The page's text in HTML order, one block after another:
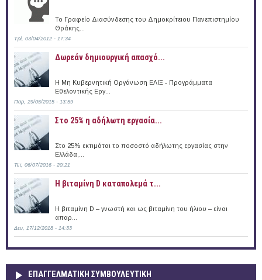
Το Γραφείο Διασύνδεσης του Δημοκρίτειου Πανεπιστημίου
Θράκης...
Τρί, 03/04/2012 - 17:34
Δωρεάν δημιουργική απασχό...
Η Μη Κυβερνητική Οργάνωση ΕΛΙΞ - Προγράμματα
Εθελοντικής Εργ...
Παρ, 29/05/2015 - 13:59
Στο 25% η αδήλωτη εργασία...
Στο 25% εκτιμάται το ποσοστό αδήλωτης εργασίας στην
Ελλάδα,...
Τετ, 06/07/2016 - 20:21
Η βιταμίνη D καταπολεμά τ...
Η βιταμίνη D – γνωστή και ως βιταμίνη του ήλιου – είναι
απαρ...
Δευ, 17/12/2018 - 14:33
ΕΠΑΓΓΕΛΜΑΤΙΚΉ ΣΥΜΒΟΥΛΕΥΤΙΚΉ